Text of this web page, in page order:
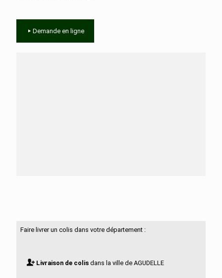
Demande en ligne
Faire livrer un colis dans votre département :
Livraison de colisdans la ville de AGUDELLE